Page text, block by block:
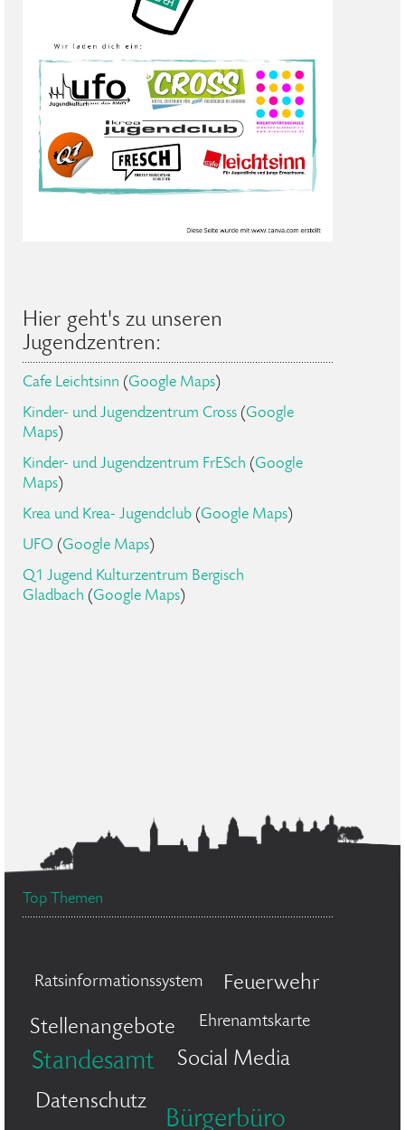
Hier geht's zu unseren
Jugendzentren:
Cafe Leichtsinn (Google Maps)
Kinder- und Jugendzentrum Cross (Google
Maps)
Kinder- und Jugendzentrum FrESch (Google
Maps)
Krea und Krea- Jugendclub (Google Maps)
UFO (Google Maps)
Q1 Jugend Kulturzentrum Bergisch
Gladbach (Google Maps)
Top Themen
Ratsinformationssystem
Feuerwehr
Stellenangebote
Ehrenamtskarte
Standesamt
Social Media
Datenschutz
Bürgerbüro